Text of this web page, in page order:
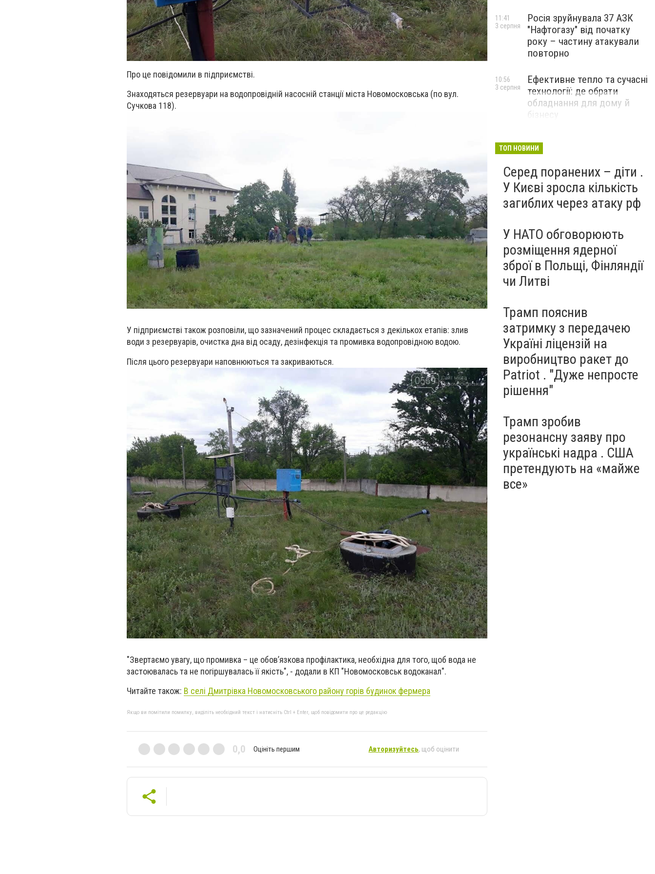
Про це повідомили в підприємстві.
Знаходяться резервуари на водопровідній насосній станції міста Новомосковська (по вул.
Сучкова 118).
У підприємстві також розповіли, що зазначений процес складається з декількох етапів: злив
води з резервуарів, очистка дна від осаду, дезінфекція та промивка водопровідною водою.
Після цього резервуари наповнюються та закриваються.
"Звертаємо увагу, що промивка – це обов’язкова профілактика, необхідна для того, щоб вода не
застоювалась та не погіршувалась її якість", - додали в КП "Новомосковськ водоканал".
Читайте також: В селі Дмитрівка Новомосковського району горів будинок фермера
Якщо ви помітили помилку, виділіть необхідний текст і натисніть Ctrl + Enter, щоб повідомити про це редакцію
0,0 Оцініть першим Авторизуйтесь, щоб оцінити
Росія зруйнувала 37 АЗК
"Нафтогазу" від початку
року – частину атакували
повторно
11:41
3 серпня
Ефективне тепло та сучасні
технології: де обрати
обладнання для дому й
бізнесу
10:56
3 серпня
ТОП НОВИНИ
Серед поранених – діти .
У Києві зросла кількість
загиблих через атаку рф
У НАТО обговорюють
розміщення ядерної
зброї в Польщі, Фінляндії
чи Литві
Трамп пояснив
затримку з передачею
Україні ліцензій на
виробництво ракет до
Patriot . "Дуже непросте
рішення"
Трамп зробив
резонансну заяву про
українські надра . США
претендують на «майже
все»